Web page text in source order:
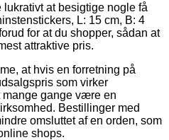
at besigtige nogle få
L: 15 cm, B: 4
for at du shopper, sådan at
attraktive pris.
at hvis en forretning på
som virker
gange være en
Bestillinger med
omsluttet af en orden, som
shops.